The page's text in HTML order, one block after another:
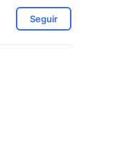
Seguir